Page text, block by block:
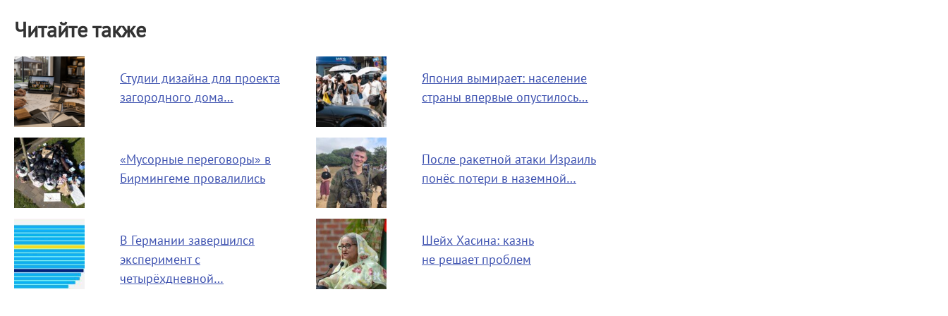
Читайте также
Студии дизайна для проекта
загородного дома…
Япония вымирает: население
страны впервые опустилось…
«Мусорные переговоры» в
Бирмингеме провалились
После ракетной атаки Израиль
понёс потери в наземной…
В Германии завершился
эксперимент с
четырёхдневной…
Шейх Хасина: казнь
не решает проблем